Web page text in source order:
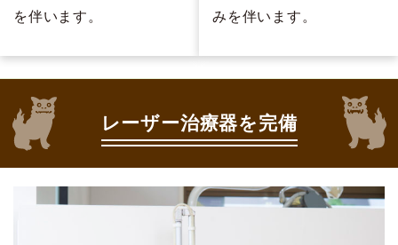
を伴います。
みを伴います。
レーザー治療器を完備